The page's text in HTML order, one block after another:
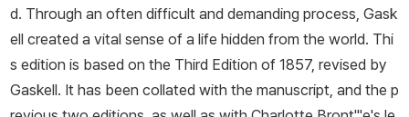
d. Through an often difficult and demanding process, Gask
ell created a vital sense of a life hidden from the world. Thi
s edition is based on the Third Edition of 1857, revised by
Gaskell. It has been collated with the manuscript, and the p